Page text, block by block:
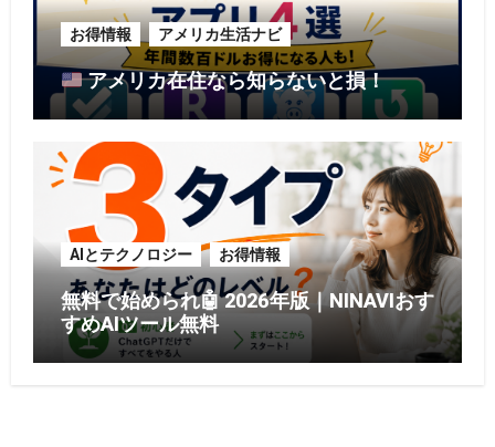
お得情報 アメリカ生活ナビ
アメリカ在住なら知らないと損！
AIとテクノロジー お得情報
無料で始められ🤖 2026年版｜NINAVIおす
すめAIツール無料